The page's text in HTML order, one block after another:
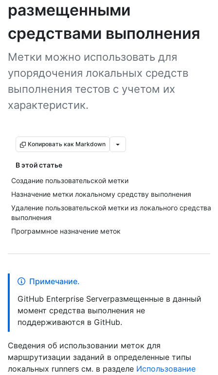
размещенными
средствами выполнения
Метки можно использовать для
упорядочения локальных средств
выполнения тестов с учетом их
характеристик.
Копировать как Markdown
В этой статье
Создание пользовательской метки
Назначение метки локальному средству выполнения
Удаление пользовательской метки из локального средства
выполнения
Программное назначение меток
Примечание.
GitHub Enterprise Serverразмещенные в данный
момент средства выполнения не
поддерживаются в GitHub.
Сведения об использовании меток для
маршрутизации заданий в определенные типы
локальных runners см. в разделе Использование